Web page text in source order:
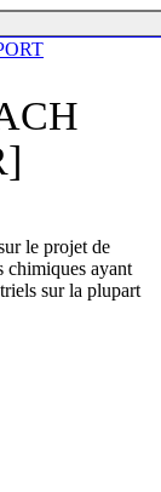
le projet de
chimiques ayant
sur la plupart